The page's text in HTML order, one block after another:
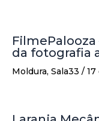
da fotografia
Moldura, Sala33 /